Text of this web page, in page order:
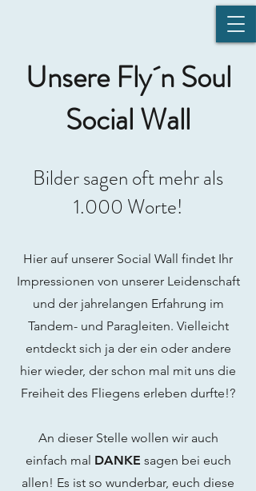
Unsere Fly´n Soul
Social Wall
Bilder sagen oft mehr als
1.000 Worte!
Hier auf unserer Social Wall findet Ihr
Impressionen von unserer Leidenschaft
und der jahrelangen Erfahrung im
Tandem- und Paragleiten. Vielleicht
entdeckt sich ja der ein oder andere
hier wieder, der schon mal mit uns die
Freiheit des Fliegens erleben durfte!?
An dieser Stelle wollen wir auch
einfach mal DANKE sagen bei euch
allen! Es ist so wunderbar, euch diese